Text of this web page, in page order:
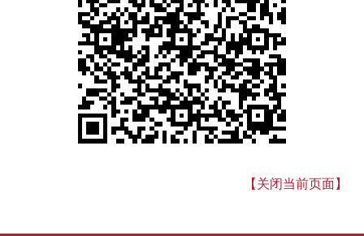
【关闭当前页面】